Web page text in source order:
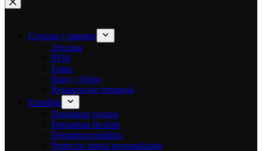
Coronas y puentes
Zirconia
PFM
Emax
Inlay y Onlay
Restauración temporal
Extraíble
Dentadura postiza
Dentadura flexible
Dentadura metálica
Protector dental personalizado